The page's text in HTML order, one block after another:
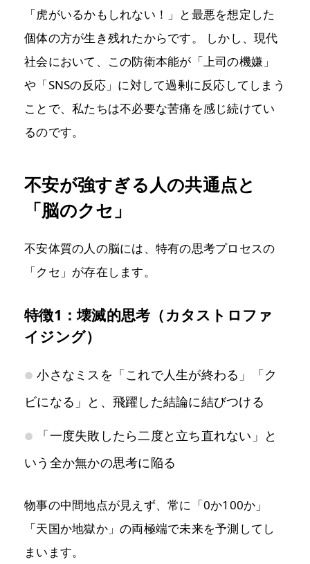
「虎がいるかもしれない！」と最悪を想定した
個体の方が生き残れたからです。 しかし、現代
社会において、この防衛本能が「上司の機嫌」
や「SNSの反応」に対して過剰に反応してしまう
ことで、私たちは不必要な苦痛を感じ続けてい
るのです。
不安が強すぎる人の共通点と
「脳のクセ」
不安体質の人の脳には、特有の思考プロセスの
「クセ」が存在します。
特徴1：壊滅的思考（カタストロファ
イジング）
小さなミスを「これで人生が終わる」「ク
ビになる」と、飛躍した結論に結びつける
「一度失敗したら二度と立ち直れない」と
いう全か無かの思考に陥る
物事の中間地点が見えず、常に「0か100か」
「天国か地獄か」の両極端で未来を予測してし
まいます。